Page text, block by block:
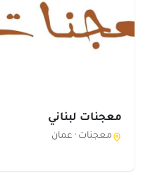
معجنات لبناني
معجنات · عمان